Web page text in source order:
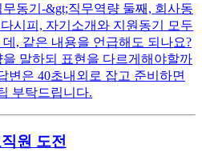
동기-&gt;직무역량 둘째, 회사동
시피, 자기소개와 지원동기 모두
, 같은 내용을 언급해도 되나요?
말하되 표현을 다르게해야할까
변은 40초내외로 잡고 준비하면
부탁드립니다.
원 도전